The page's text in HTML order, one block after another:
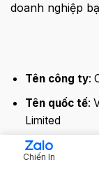
doanh nghiệp
Tên công ty:
Tên quốc tế:
Limited
Mã số thuế
:
Chiến In